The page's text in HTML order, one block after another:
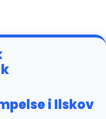
i Ilskov